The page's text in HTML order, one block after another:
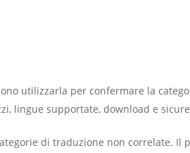
utilizzarla per confermare la
lingue supportate, download e
di traduzione non correlate. Il